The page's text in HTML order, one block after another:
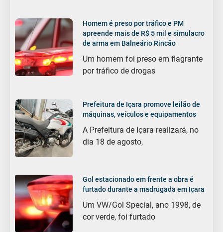
Homem é preso por tráfico e PM
apreende mais de R$ 5 mil e simulacro
de arma em Balneário Rincão
Um homem foi preso em flagrante
por tráfico de drogas
Prefeitura de Içara promove leilão de
máquinas, veículos e equipamentos
A Prefeitura de Içara realizará, no
dia 18 de agosto,
Gol estacionado em frente a obra é
furtado durante a madrugada em Içara
Um VW/Gol Special, ano 1998, de
cor verde, foi furtado